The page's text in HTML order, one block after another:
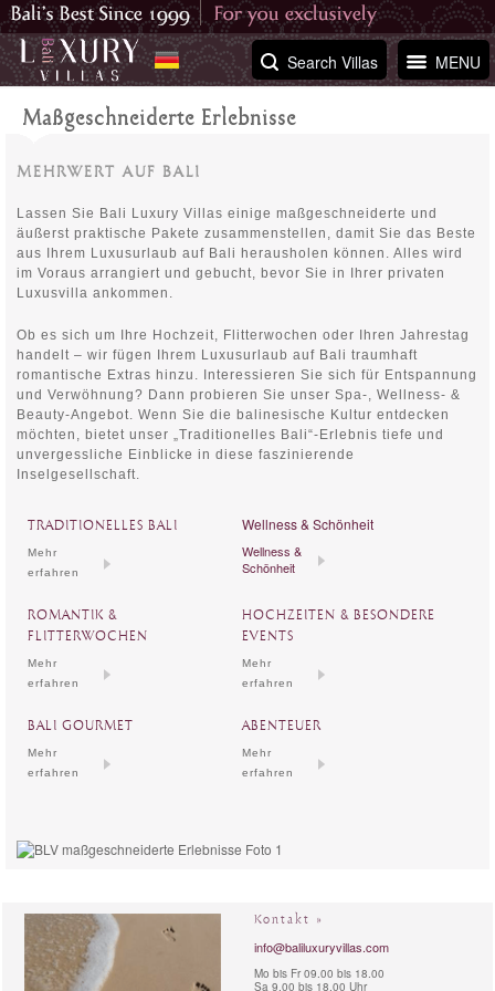
MENU
Search Villas
Maßgeschneiderte Erlebnisse
MEHRWERT AUF BALI
Lassen Sie Bali Luxury Villas einige maßgeschneiderte und
äußerst praktische Pakete zusammenstellen, damit Sie das Beste
aus Ihrem Luxusurlaub auf Bali herausholen können. Alles wird
im Voraus arrangiert und gebucht, bevor Sie in Ihrer privaten
Luxusvilla ankommen.
Ob es sich um Ihre Hochzeit, Flitterwochen oder Ihren Jahrestag
handelt – wir fügen Ihrem Luxusurlaub auf Bali traumhaft
romantische Extras hinzu. Interessieren Sie sich für Entspannung
und Verwöhnung? Dann probieren Sie unser Spa-, Wellness- &
Beauty-Angebot. Wenn Sie die balinesische Kultur entdecken
möchten, bietet unser „Traditionelles Bali“-Erlebnis tiefe und
unvergessliche Einblicke in diese faszinierende
Inselgesellschaft.
TRADITIONELLES BALI Wellness & Schönheit
Mehr
erfahren
Wellness &
Schönheit
ROMANTIK &
FLITTERWOCHEN
HOCHZEITEN & BESONDERE
EVENTS
Mehr
erfahren
Mehr
erfahren
BALI GOURMET ABENTEUER
Mehr
erfahren
Mehr
erfahren
Kontakt »
info@baliluxuryvillas.com
Mo bis Fr 09.00 bis 18.00
Sa 9.00 bis 18.00 Uhr